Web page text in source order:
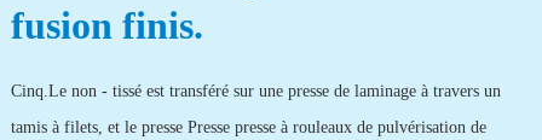
fusion finis.
Cinq.Le non - tissé est transféré sur une presse de laminage à travers un
tamis à filets, et le presse Presse presse à rouleaux de pulvérisation de